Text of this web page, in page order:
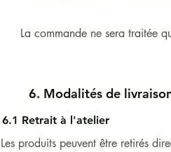
​La commande ne sera traitée
6. Modalités de
6.1 Retrait à l'atelier
Les produits peuvent être retirés